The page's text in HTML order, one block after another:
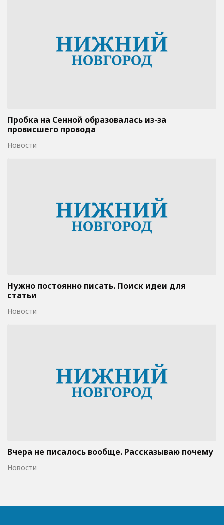
Пробка на Сенной образовалась из-за
провисшего провода
Новости
Нужно постоянно писать. Поиск идеи для
статьи
Новости
Вчера не писалось вообще. Рассказываю почему
Новости